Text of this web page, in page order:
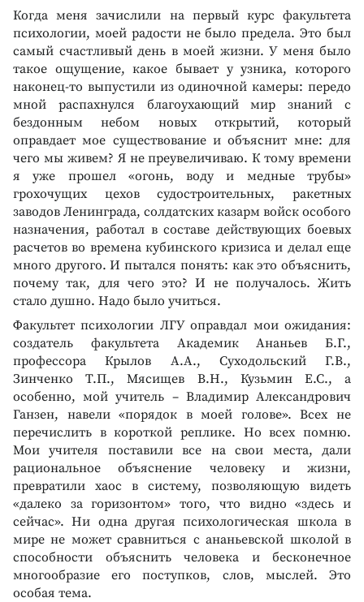
Когда меня зачислили на первый курс факультета
психологии, моей радости не было предела. Это был
самый счастливый день в моей жизни. У меня было
такое ощущение, какое бывает у узника, которого
наконец-то выпустили из одиночной камеры: передо
мной распахнулся благоухающий мир знаний с
бездонным небом новых открытий, который
оправдает мое существование и объяснит мне: для
чего мы живем? Я не преувеличиваю. К тому времени
я уже прошел «огонь, воду и медные трубы»
грохочущих цехов судостроительных, ракетных
заводов Ленинграда, солдатских казарм войск особого
назначения, работал в составе действующих боевых
расчетов во времена кубинского кризиса и делал еще
много другого. И пытался понять: как это объяснить,
почему так, для чего это? И не получалось. Жить
стало душно. Надо было учиться.
Факультет психологии ЛГУ оправдал мои ожидания:
создатель факультета Академик Ананьев Б.Г.,
профессора Крылов А.А., Суходольский Г.В.,
Зинченко Т.П., Мясищев В.Н., Кузьмин Е.С., а
особенно, мой учитель – Владимир Александрович
Ганзен, навели «порядок в моей голове». Всех не
перечислить в короткой реплике. Но всех помню.
Мои учителя поставили все на свои места, дали
рациональное объяснение человеку и жизни,
превратили хаос в систему, позволяющую видеть
«далеко за горизонтом» того, что видно «здесь и
сейчас». Ни одна другая психологическая школа в
мире не может сравниться с ананьевской школой в
способности объяснить человека и бесконечное
многообразие его поступков, слов, мыслей. Это
особая тема.